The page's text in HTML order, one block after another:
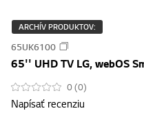
ARCHÍV PRODUKTOV:
65UK6100
65'' UHD TV LG, webOS
0 (0)
Napísať recenziu